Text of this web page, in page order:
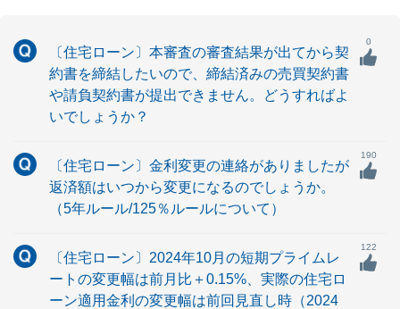
〔住宅ローン〕本審査の審査結果が出てから契
約書を締結したいので、締結済みの売買契約書
や請負契約書が提出できません。どうすればよ
いでしょうか？
0
〔住宅ローン〕金利変更の連絡がありましたが
返済額はいつから変更になるのでしょうか。
（5年ルール/125％ルールについて）
190
〔住宅ローン〕2024年10月の短期プライムレ
ートの変更幅は前月比＋0.15%、実際の住宅ロ
ーン適用金利の変更幅は前回見直し時（2024
122